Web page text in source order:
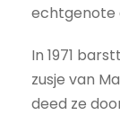
echtgenote
In 1971
zusje van
deed ze